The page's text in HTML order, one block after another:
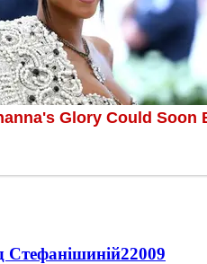
Стефанішиній22009